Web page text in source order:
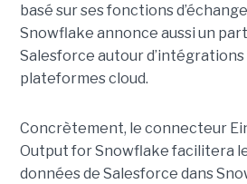
basé sur ses fonctions
Snowflake annonce aussi un
Salesforce autour
plateformes cloud.
Concrètement, le connecteur
Output for Snowflake facilitera
données de Salesforce dans